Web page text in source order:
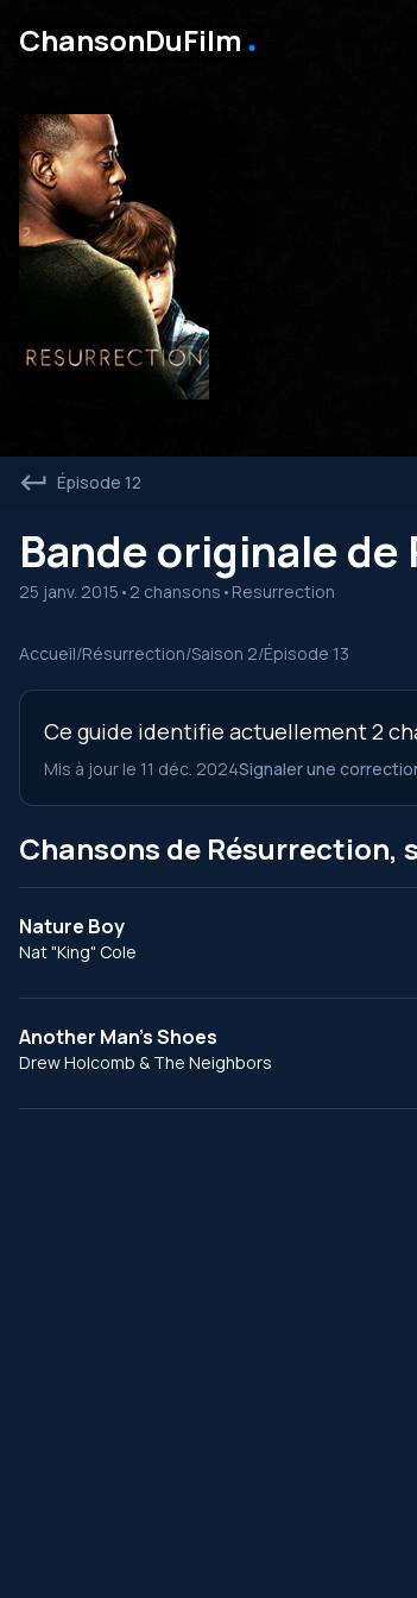
ChansonDuFilm ․
Épisode 12
Bande originale
25 janv. 2015 • 2 chansons • Resurrection
Accueil/Résurrection/Saison 2/Épisode 13
Ce guide identifie actuellement 2
Mis à jour le 11 déc. 2024Signaler une
Chansons de Résurrection,
Nature Boy
Nat "King" Cole
Another Man's Shoes
Drew Holcomb & The Neighbors